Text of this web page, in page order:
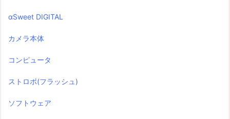
αSweet DIGITAL
カメラ本体
コンピュータ
ストロボ(フラッシュ)
ソフトウェア